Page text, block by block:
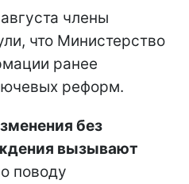
члены
что Министерство
ранее
реформ.
без
вызывают
поводу